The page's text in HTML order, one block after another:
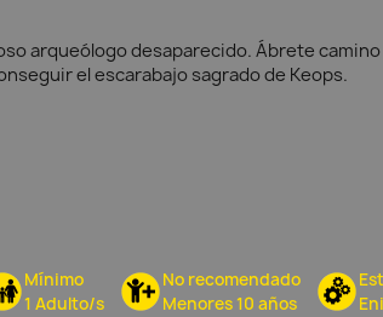
arqueólogo desaparecido. Ábrete
el escarabajo sagrado de Keops.
Mínimo
1 Adulto/s
No recomendado
Menores 10 años